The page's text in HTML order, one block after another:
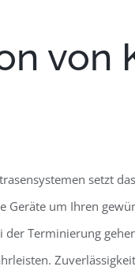
von
setzt
Geräte um Ihren
der Terminierung